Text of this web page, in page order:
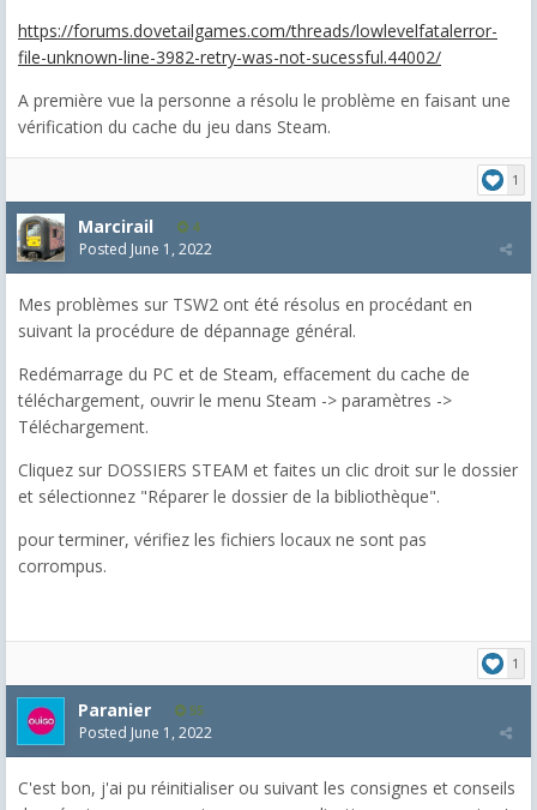
https://forums.dovetailgames.com/threads/lowlevelfatalerror-
file-unknown-line-3982-retry-was-not-sucessful.44002/
A première vue la personne a résolu le problème en faisant une
vérification du cache du jeu dans Steam.
1
Marcirail 4
Posted June 1, 2022
Mes problèmes sur TSW2 ont été résolus en procédant en
suivant la procédure de dépannage général.
Redémarrage du PC et de Steam, effacement du cache de
téléchargement, ouvrir le menu Steam -> paramètres ->
Téléchargement.
Cliquez sur DOSSIERS STEAM et faites un clic droit sur le dossier
et sélectionnez "Réparer le dossier de la bibliothèque".
pour terminer, vérifiez les fichiers locaux ne sont pas
corrompus.
1
Paranier 55
Posted June 1, 2022
C'est bon, j'ai pu réinitialiser ou suivant les consignes et conseils